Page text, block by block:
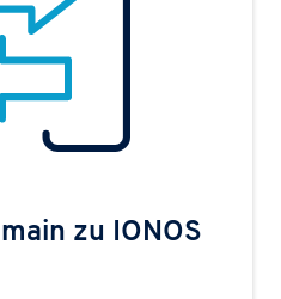
zu IONOS